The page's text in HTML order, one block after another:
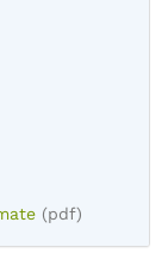
(pdf)